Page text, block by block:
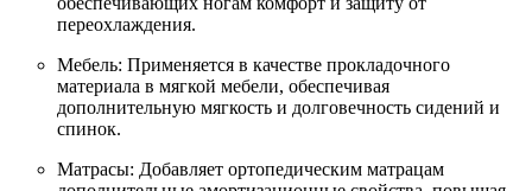
переохлаждения.
Мебель: Применяется в качестве прокладочного
материала в мягкой мебели, обеспечивая
дополнительную мягкость и долговечность сидений и
спинок.
Матрасы: Добавляет ортопедическим матрацам